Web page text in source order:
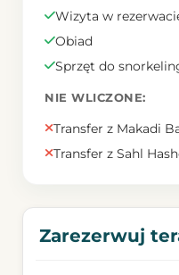
Wizyta w
Obiad
Sprzęt do
NIE WLICZONE:
Transfer z Makadi
Transfer z Sahl
Zarezerwuj